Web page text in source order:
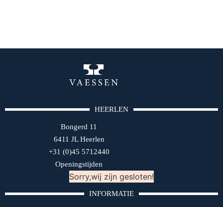
HEERLEN
Bongerd 11
6411 JL Heerlen
+31 (0)45 5712440
Openingstijden
Sorry,wij zijn gesloten!
INFORMATIE